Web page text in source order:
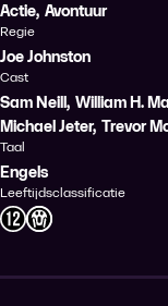
Actie, Avontuur
Regie
Joe Johnston
Cast
Sam Neill , William H.
Michael Jeter, Trevor
Taal
Engels
Leeftijdsclassificatie